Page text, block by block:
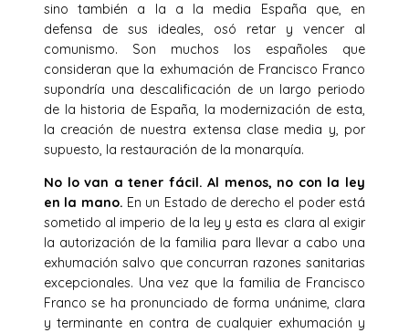
sino también a la a la media España que, en
defensa de sus ideales, osó retar y vencer al
comunismo. Son muchos los españoles que
consideran que la exhumación de Francisco Franco
supondría una descalificación de un largo periodo
de la historia de España, la modernización de esta,
la creación de nuestra extensa clase media y, por
supuesto, la restauración de la monarquía.
No lo van a tener fácil. Al menos, no con la ley
en la mano. En un Estado de derecho el poder está
sometido al imperio de la ley y esta es clara al exigir
la autorización de la familia para llevar a cabo una
exhumación salvo que concurran razones sanitarias
excepcionales. Una vez que la familia de Francisco
Franco se ha pronunciado de forma unánime, clara
y terminante en contra de cualquier exhumación y